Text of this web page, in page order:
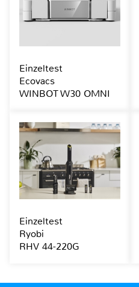
Einzeltest
Ecovacs
WINBOT W30 OMNI
Einzeltest
Ryobi
RHV 44-220G